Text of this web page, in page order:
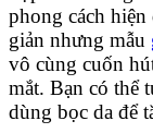
phong cách
giản nhưng mẫu
vô cùng cuốn
mắt. Bạn có thể
dùng bọc da để